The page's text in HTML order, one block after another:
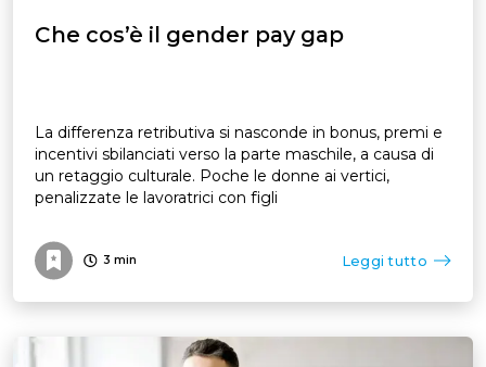
Che cos’è il gender pay gap
La differenza retributiva si nasconde in bonus, premi e
incentivi sbilanciati verso la parte maschile, a causa di
un retaggio culturale. Poche le donne ai vertici,
penalizzate le lavoratrici con figli
3 min Leggi tutto